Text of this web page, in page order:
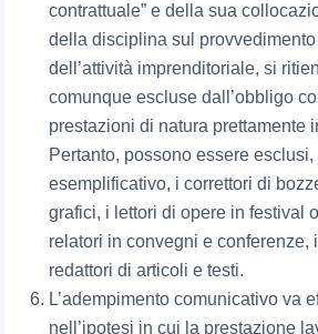
contrattuale” e della sua
della disciplina sul
dell’attività imprenditoriale, si
comunque escluse dall’obbligo
prestazioni di natura prettamente
Pertanto, possono essere
esemplificativo, i correttori di
grafici, i lettori di opere in festival
relatori in convegni e conferenze,
redattori di articoli e testi.
L’adempimento comunicativo va
nell’ipotesi in cui la prestazione